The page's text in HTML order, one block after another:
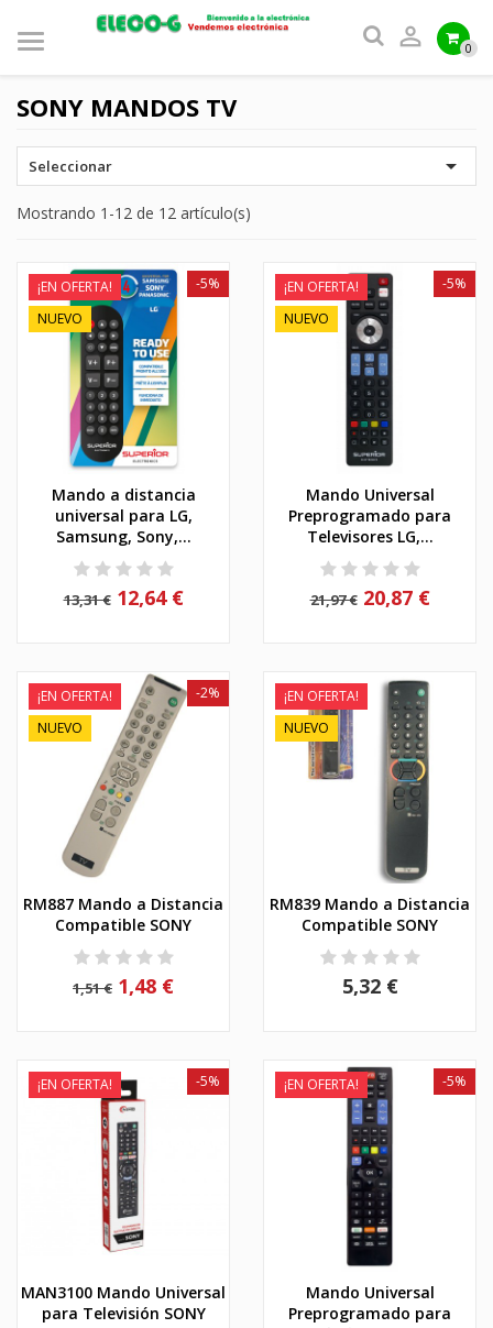
 0
SONY MANDOS TV
Seleccionar 
Mostrando 1-12 de 12 artículo(s)
¡EN OFERTA!
NUEVO
Mando a distancia
universal para LG,
Samsung, Sony,...
13,31 €
-5%
12,64 €
¡EN OFERTA!
NUEVO
Mando Universal
Preprogramado para
Televisores LG,...
21,97 €
-5%
20,87 €
¡EN OFERTA!
NUEVO
RM887 Mando a Distancia
Compatible SONY
1,51 €
-2%
1,48 €
¡EN OFERTA!
NUEVO
RM839 Mando a Distancia
Compatible SONY
5,32 €
¡EN OFERTA!
MAN3100 Mando Universal
para Televisión SONY
-5% ¡EN OFERTA!
Mando Universal
Preprogramado para
-5%